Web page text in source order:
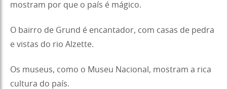
mostram por que o país é mágico.
O bairro de Grund é encantador, com casas de pedra
e vistas do rio Alzette.
Os museus, como o Museu Nacional, mostram a rica
cultura do país.